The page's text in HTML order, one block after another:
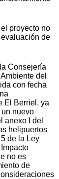
proyecto no
de
Consejería
del
con fecha
El Berriel, ya
nuevo
anexo I del
helipuertos
de la Ley
no es
de